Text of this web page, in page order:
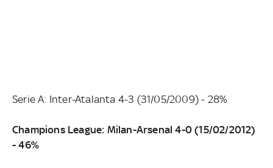
Serie A: Inter-Atalanta 4-3 (31/05/2009) - 28%
Champions League: Milan-Arsenal 4-0 (15/02/2012)
- 46%